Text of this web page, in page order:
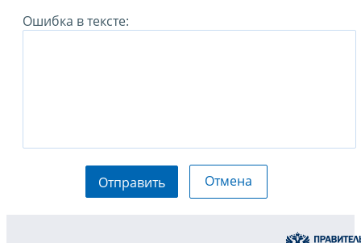
Ошибка в тексте:
Отправить Отмена